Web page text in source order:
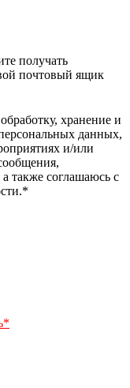
получать
почтовый ящик
хранение и
данных,
и/или
также соглашаюсь с